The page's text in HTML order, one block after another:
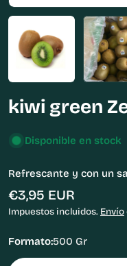
kiwi green
Disponible en stock
Refrescante y con un
Precio
habitual
€3,95 EUR
Impuestos incluidos. Envío
Formato:500 Gr